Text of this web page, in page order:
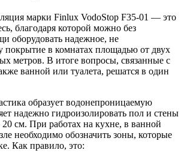
марки Finlux VodoStop F35-01 — это
благодаря которой можно без
оборудовать надежное, не
покрытие в комнатах площадью от двух
метров. В итоге вопросы, связанные с
ванной или туалета, решатся в один
образует водонепроницаемую
надежно гидроизолировать пол и стены
см. При работах на кухне, в ванной
необходимо обозначить зоны, которые
Как правило, это: